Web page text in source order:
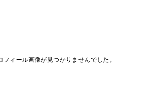
フィール画像が見つかりませんでした。